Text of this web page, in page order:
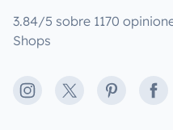
3.84/5 sobre 1170
Shops
Instagram
X Pinterest